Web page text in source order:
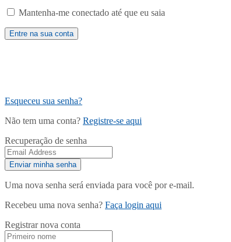
Mantenha-me conectado até que eu saia
Esqueceu sua senha?
Não tem uma conta? Registre-se aqui
Recuperação de senha
Uma nova senha será enviada para você por e-mail.
Recebeu uma nova senha? Faça login aqui
Registrar nova conta